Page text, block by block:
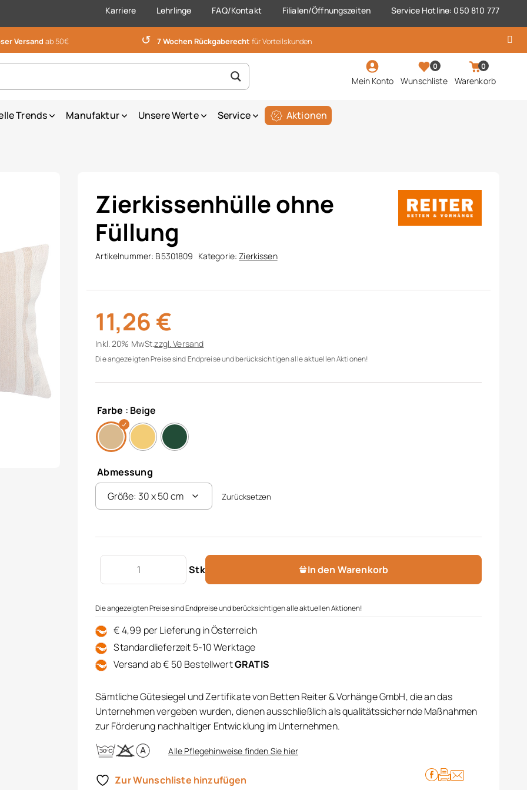
Karriere Lehrlinge FAQ/Kontakt Filialen/Öffnungszeiten Service Hotline: 050 810 777
Versand ab 50€ ↺ 7 Wochen Rückgaberecht für Vorteilskunden
Mein Konto
0
Wunschliste
0
Warenkorb
Trends Manufaktur Unsere Werte Service Aktionen
Zierkissenhülle ohne
Füllung
Artikelnummer: B5301809 Kategorie:Zierkissen
11,26 €
Inkl. 20% MwSt.zzgl.Versand
Die angezeigten Preise sind Endpreise und berücksichtigen alle aktuellen Aktionen!
Farbe : Beige
Abmessung
Zurücksetzen
Stk
Zierkissenhülle ohne Füllung Menge
In den Warenkorb
Die angezeigten Preise sind Endpreise und berücksichtigen alle aktuellen Aktionen!
€ 4,99 per Lieferung in Österreich
Standardlieferzeit 5-10 Werktage
Versand ab € 50 BestellwertGRATIS
Sämtliche Gütesiegel und Zertifikate von Betten Reiter & Vorhänge GmbH, die an das
Unternehmen vergeben wurden, dienen ausschließlich als qualitätssichernde Maßnahmen
zur Förderung nachhaltiger Entwicklung im Unternehmen.
Alle Pflegehinweise finden Sie hier
Zur Wunschliste hinzufügen